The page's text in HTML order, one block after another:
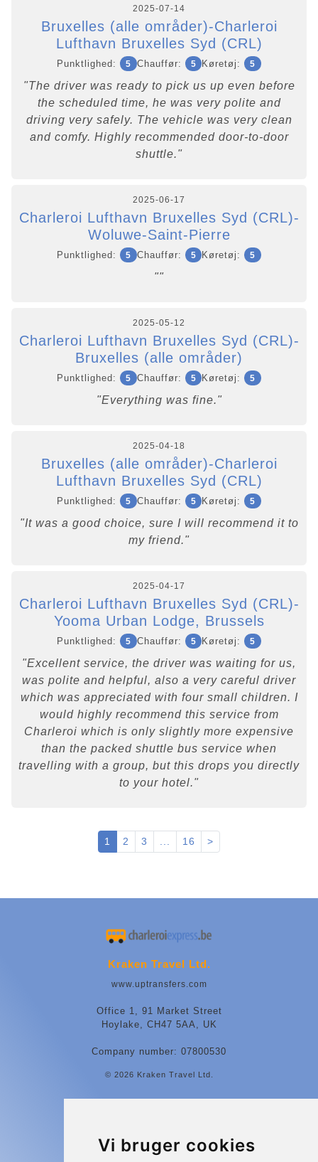
Vi bruger cookies
2025-07-14
Bruxelles (alle områder)-Charleroi
Lufthavn Bruxelles Syd (CRL)
Punktlighed: 5 Chauffør: 5 Køretøj: 5
"The driver was ready to pick us up even before
the scheduled time, he was very polite and
driving very safely. The vehicle was very clean
and comfy. Highly recommended door-to-door
shuttle."
2025-06-17
Charleroi Lufthavn Bruxelles Syd (CRL)-
Woluwe-Saint-Pierre
Punktlighed: 5 Chauffør: 5 Køretøj: 5
""
2025-05-12
Charleroi Lufthavn Bruxelles Syd (CRL)-
Bruxelles (alle områder)
Punktlighed: 5 Chauffør: 5 Køretøj: 5
"Everything was fine."
2025-04-18
Bruxelles (alle områder)-Charleroi
Lufthavn Bruxelles Syd (CRL)
Punktlighed: 5 Chauffør: 5 Køretøj: 5
"It was a good choice, sure I will recommend it to
my friend."
2025-04-17
Charleroi Lufthavn Bruxelles Syd (CRL)-
Yooma Urban Lodge, Brussels
Punktlighed: 5 Chauffør: 5 Køretøj: 5
"Excellent service, the driver was waiting for us,
was polite and helpful, also a very careful driver
which was appreciated with four small children. I
would highly recommend this service from
Charleroi which is only slightly more expensive
than the packed shuttle bus service when
travelling with a group, but this drops you directly
to your hotel."
1 2 3 16 >
Kraken Travel Ltd.
www.uptransfers.com
Office 1, 91 Market Street
Hoylake, CH47 5AA, UK
Company number: 07800530
© 2026 Kraken Travel Ltd.
Update cookies preferences